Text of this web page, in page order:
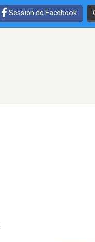
Session de Facebook